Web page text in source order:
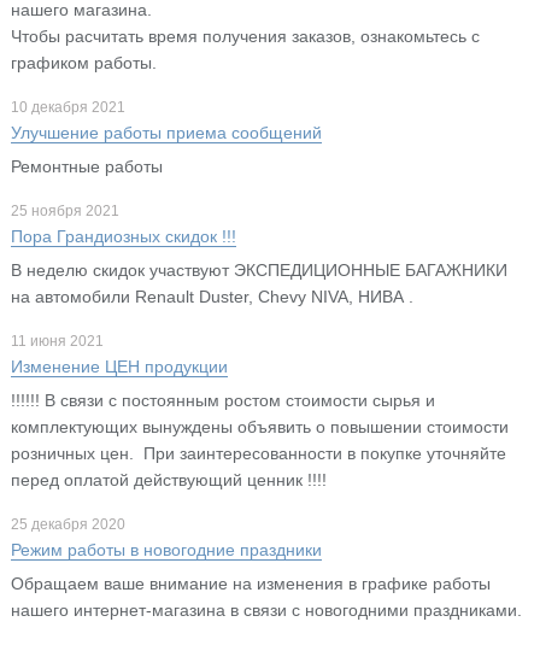
нашего магазина.
Чтобы расчитать время получения заказов, ознакомьтесь с
графиком работы.
10 декабря 2021
Улучшение работы приема сообщений
Ремонтные работы
25 ноября 2021
Пора Грандиозных скидок !!!
В неделю скидок участвуют ЭКСПЕДИЦИОННЫЕ БАГАЖНИКИ
на автомобили Renault Duster, Chevy NIVA, НИВА .
11 июня 2021
Изменение ЦЕН продукции
!!!!!! В связи с постоянным ростом стоимости сырья и
комплектующих вынуждены объявить о повышении стоимости
розничных цен. При заинтересованности в покупке уточняйте
перед оплатой действующий ценник !!!!
25 декабря 2020
Режим работы в новогодние праздники
Обращаем ваше внимание на изменения в графике работы
нашего интернет-магазина в связи с новогодними праздниками.